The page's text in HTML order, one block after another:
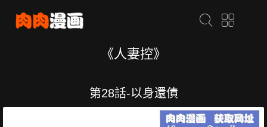
《人妻控》
第28話-以身還債